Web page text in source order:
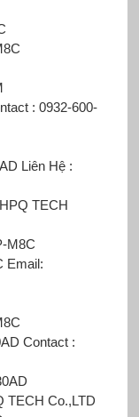
: 0932-600-
Liên Hệ :
TECH
M8C
Email:
Contact :
TECH Co.,LTD